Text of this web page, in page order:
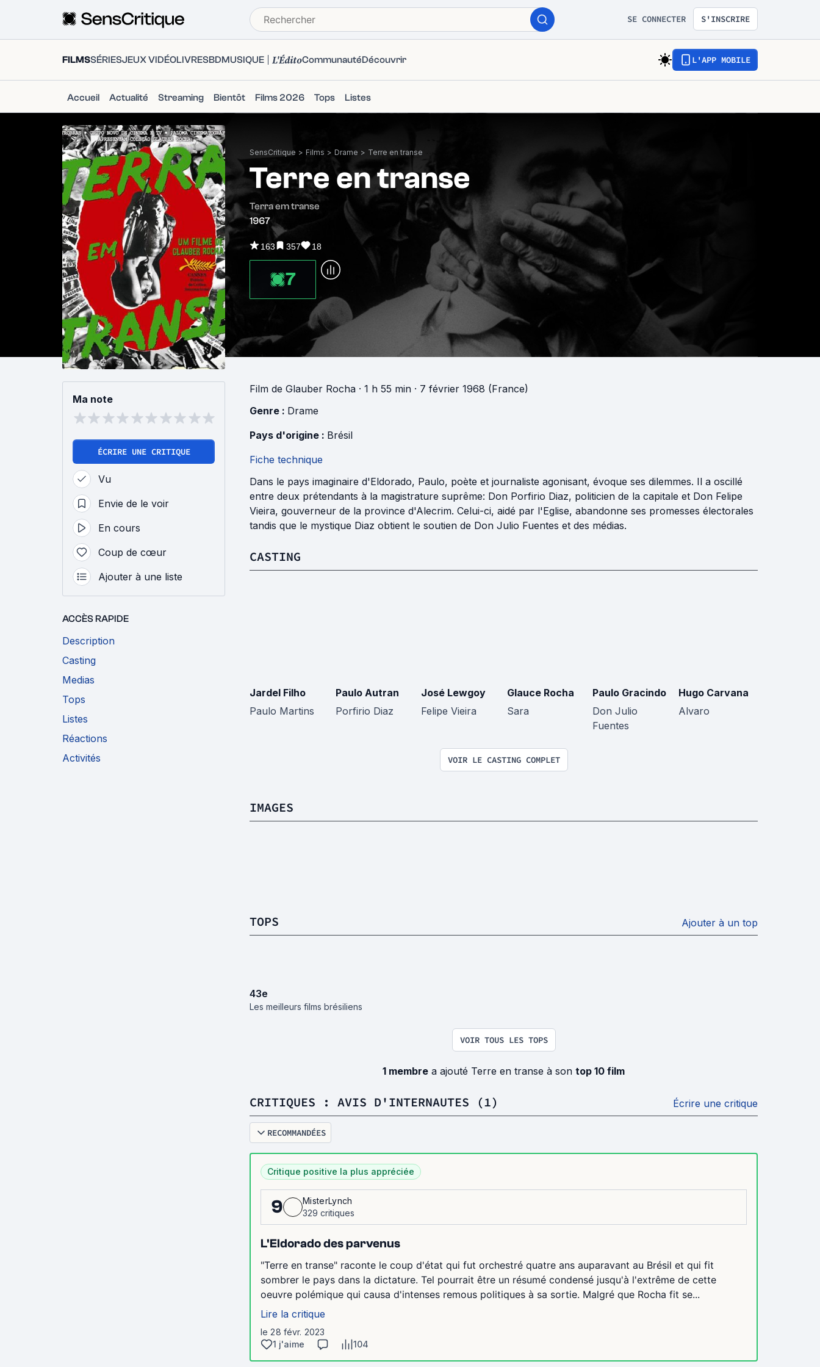
SE CONNECTER S'INSCRIRE
FILMSSÉRIESJEUX VIDÉOLIVRESBDMUSIQUE L'ÉditoCommunautéDécouvrir L'APP MOBILE
Accueil Actualité Streaming Bientôt Films 2026 Tops Listes
SensCritique > Films > Drame > Terre en transe
Terre en transe
Terra em transe
1967
163 357 18
7
Ma note
ÉCRIRE UNE CRITIQUE
Vu
Envie de le voir
En cours
Coup de cœur
Ajouter à une liste
ACCÈS RAPIDE
Description
Casting
Medias
Tops
Listes
Réactions
Activités
Film de Glauber Rocha · 1 h 55 min · 7 février 1968 (France)
Genre : Drame
Pays d'origine : Brésil
Fiche technique
Dans le pays imaginaire d'Eldorado, Paulo, poète et journaliste agonisant, évoque ses dilemmes. Il a oscillé
entre deux prétendants à la magistrature suprême: Don Porfirio Diaz, politicien de la capitale et Don Felipe
Vieira, gouverneur de la province d'Alecrim. Celui-ci, aidé par l'Eglise, abandonne ses promesses électorales
tandis que le mystique Diaz obtient le soutien de Don Julio Fuentes et des médias.
CASTING
Jardel Filho
Paulo Martins
Paulo Autran
Porfirio Diaz
José Lewgoy
Felipe Vieira
Glauce Rocha
Sara
Paulo Gracindo
Don Julio
Fuentes
Hugo Carvana
Alvaro
VOIR LE CASTING COMPLET
IMAGES
TOPS Ajouter à un top
43e
Les meilleurs films brésiliens
VOIR TOUS LES TOPS
1 membre a ajouté Terre en transe à son top 10 film
CRITIQUES : AVIS D'INTERNAUTES (1) Écrire une critique
RECOMMANDÉES
Critique positive la plus appréciée
9
MisterLynch
329 critiques
L'Eldorado des parvenus
"Terre en transe" raconte le coup d'état qui fut orchestré quatre ans auparavant au Brésil et qui fit
sombrer le pays dans la dictature. Tel pourrait être un résumé condensé jusqu'à l'extrême de cette
oeuvre polémique qui causa d'intenses remous politiques à sa sortie. Malgré que Rocha fit se...
Lire la critique
le 28 févr. 2023
1 j'aime
104